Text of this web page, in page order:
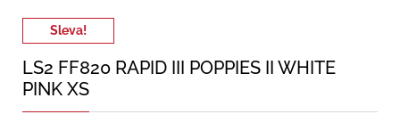
Sleva!
LS2 FF820 RAPID III POPPIES II WHITE
PINK XS